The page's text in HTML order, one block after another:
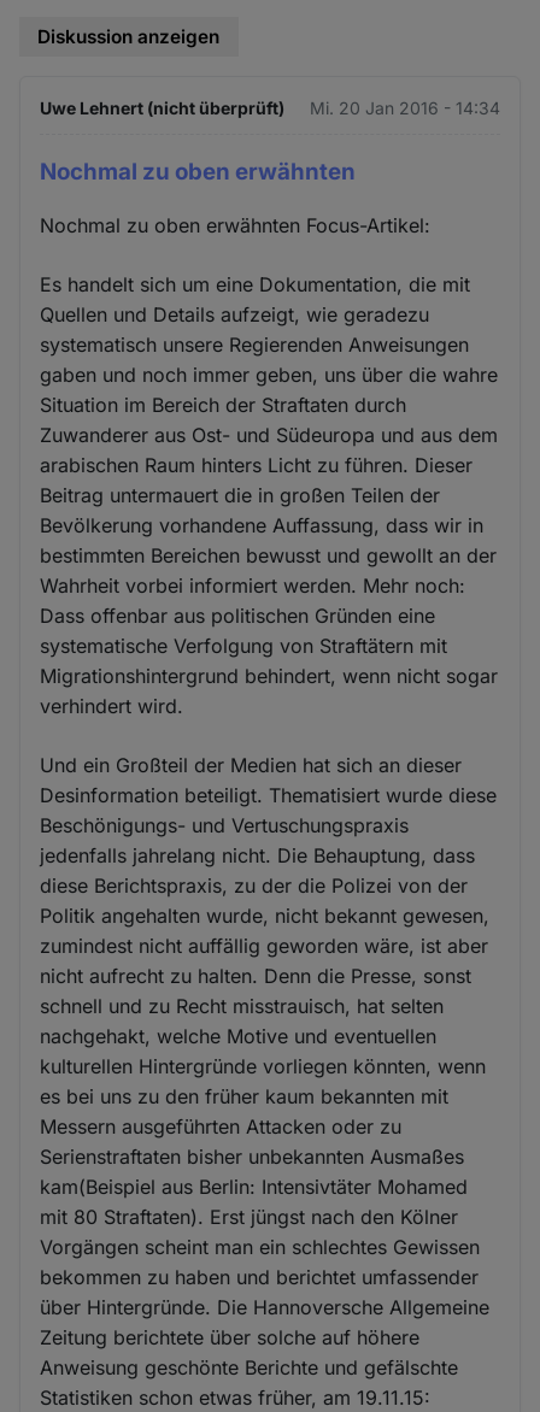
Diskussion anzeigen
Uwe Lehnert (nicht überprüft) Mi. 20 Jan 2016 - 14:34
Nochmal zu oben erwähnten
Nochmal zu oben erwähnten Focus-Artikel:
Es handelt sich um eine Dokumentation, die mit
Quellen und Details aufzeigt, wie geradezu
systematisch unsere Regierenden Anweisungen
gaben und noch immer geben, uns über die wahre
Situation im Bereich der Straftaten durch
Zuwanderer aus Ost- und Südeuropa und aus dem
arabischen Raum hinters Licht zu führen. Dieser
Beitrag untermauert die in großen Teilen der
Bevölkerung vorhandene Auffassung, dass wir in
bestimmten Bereichen bewusst und gewollt an der
Wahrheit vorbei informiert werden. Mehr noch:
Dass offenbar aus politischen Gründen eine
systematische Verfolgung von Straftätern mit
Migrationshintergrund behindert, wenn nicht sogar
verhindert wird.
Und ein Großteil der Medien hat sich an dieser
Desinformation beteiligt. Thematisiert wurde diese
Beschönigungs- und Vertuschungspraxis
jedenfalls jahrelang nicht. Die Behauptung, dass
diese Berichtspraxis, zu der die Polizei von der
Politik angehalten wurde, nicht bekannt gewesen,
zumindest nicht auffällig geworden wäre, ist aber
nicht aufrecht zu halten. Denn die Presse, sonst
schnell und zu Recht misstrauisch, hat selten
nachgehakt, welche Motive und eventuellen
kulturellen Hintergründe vorliegen könnten, wenn
es bei uns zu den früher kaum bekannten mit
Messern ausgeführten Attacken oder zu
Serienstraftaten bisher unbekannten Ausmaßes
kam(Beispiel aus Berlin: Intensivtäter Mohamed
mit 80 Straftaten). Erst jüngst nach den Kölner
Vorgängen scheint man ein schlechtes Gewissen
bekommen zu haben und berichtet umfassender
über Hintergründe. Die Hannoversche Allgemeine
Zeitung berichtete über solche auf höhere
Anweisung geschönte Berichte und gefälschte
Statistiken schon etwas früher, am 19.11.15: